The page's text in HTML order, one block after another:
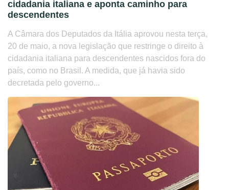
cidadania italiana e aponta caminho para
descendentes
A Câmara dos Deputados da Itália aprovou nesta terça,
20 de maio, a nova legislação que restringe o direito à
cidadania italiana para descendentes nascidos fora do
país, como no Brasil. A medida, que já havia sido
decretada pelo governo...